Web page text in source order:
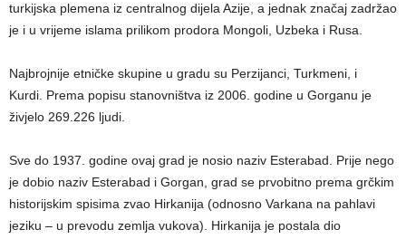
turkijska plemena iz centralnog dijela Azije, a jednak značaj zadržao
je i u vrijeme islama prilikom prodora Mongoli, Uzbeka i Rusa.
Najbrojnije etničke skupine u gradu su Perzijanci, Turkmeni, i
Kurdi. Prema popisu stanovništva iz 2006. godine u Gorganu je
živjelo 269.226 ljudi.
Sve do 1937. godine ovaj grad je nosio naziv Esterabad. Prije nego
je dobio naziv Esterabad i Gorgan, grad se prvobitno prema grčkim
historijskim spisima zvao Hirkanija (odnosno Varkana na pahlavi
jeziku – u prevodu zemlja vukova). Hirkanija je postala dio